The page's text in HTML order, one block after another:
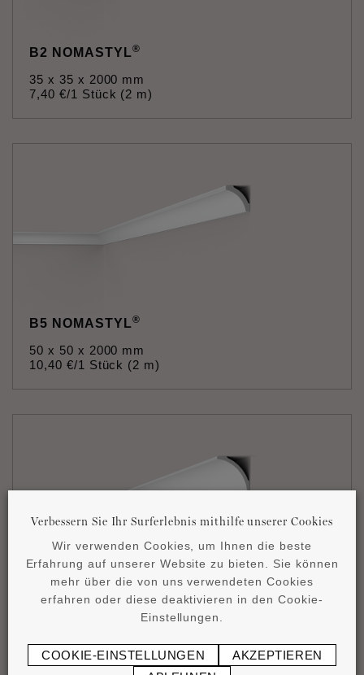
B2 NOMASTYL®
35 x 35 x 2000 mm
7,40 €/1 Stück (2 m)
B5 NOMASTYL®
50 x 50 x 2000 mm
10,40 €/1 Stück (2 m)
B8 NOMASTYL
82 x 82 x 2000 mm
Verbessern Sie Ihr Surferlebnis mithilfe unserer Cookies
Wir verwenden Cookies, um Ihnen die beste
Erfahrung auf unserer Website zu bieten. Sie können
mehr über die von uns verwendeten Cookies
erfahren oder diese deaktivieren in den Cookie-
Einstellungen.
COOKIE-EINSTELLUNGEN
AKZEPTIEREN